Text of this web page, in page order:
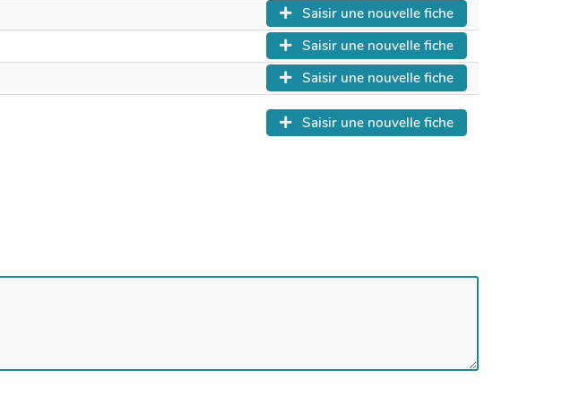
Saisir une nouvelle fiche
Saisir une nouvelle fiche
Saisir une nouvelle fiche
Saisir une nouvelle fiche